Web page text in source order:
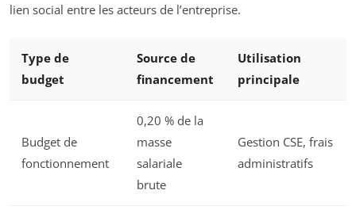
lien social entre les acteurs de l’entreprise.
Type de
budget
Source de
financement
Utilisation
principale
Budget de
fonctionnement
0,20 % de la
masse
salariale
brute
Gestion CSE, frais
administratifs